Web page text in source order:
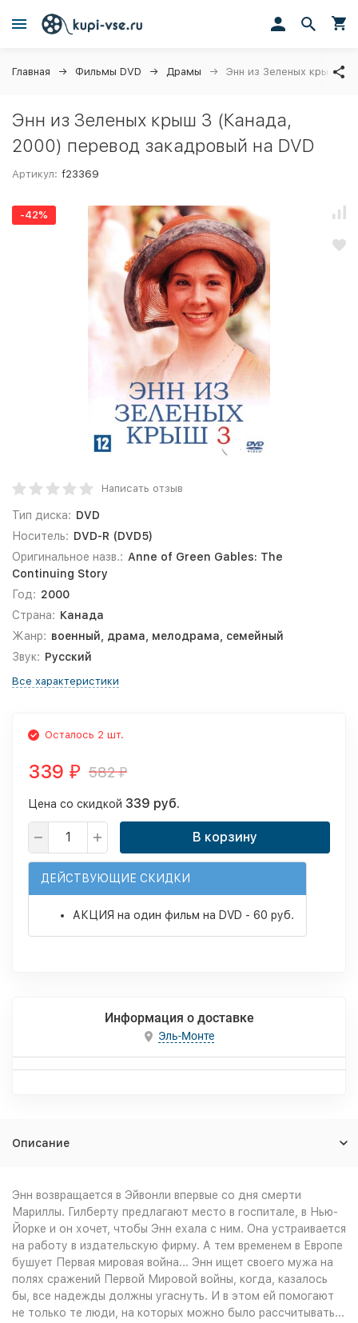
Главная Фильмы DVD Драмы Энн из Зеленых крыш 3
Энн из Зеленых крыш 3 (Канада,
2000) перевод закадровый на DVD
Артикул: f23369
-42%
Написать отзыв
Тип диска: DVD
Носитель: DVD-R (DVD5)
Оригинальное назв.: Anne of Green Gables: The
Continuing Story
Год: 2000
Страна: Канада
Жанр: военный, драма, мелодрама, семейный
Звук: Русский
Все характеристики
Осталось 2 шт.
339 ₽ 582₽
Цена со скидкой 339 руб.
В корзину
ДЕЙСТВУЮЩИЕ СКИДКИ
АКЦИЯ на один фильм на DVD - 60 руб.
Информация о доставке
Эль-Монте
Описание
Энн возвращается в Эйвонли впервые со дня смерти
Мариллы. Гилберту предлагают место в госпитале, в Нью-
Йорке и он хочет, чтобы Энн ехала с ним. Она устраивается
на работу в издательскую фирму. А тем временем в Европе
бушует Первая мировая война... Энн ищет своего мужа на
полях сражений Первой Мировой войны, когда, казалось
бы, все надежды должны угаснуть. И в этом ей помогают
не только те люди, на которых можно было рассчитывать...